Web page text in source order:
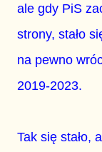
ale gdy PiS
strony, stało
na pewno
2019-2023.
Tak się stało,